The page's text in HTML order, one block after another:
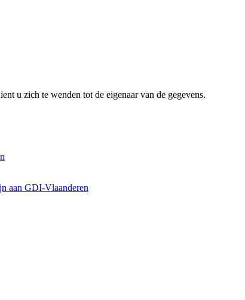
u zich te wenden tot de eigenaar van de gegevens.
aan GDI-Vlaanderen